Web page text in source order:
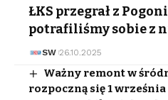
ŁKS przegrał z
potrafiliśmy sobie z
SW 26.10.2025
Ważny remont w
rozpoczną się 1 września